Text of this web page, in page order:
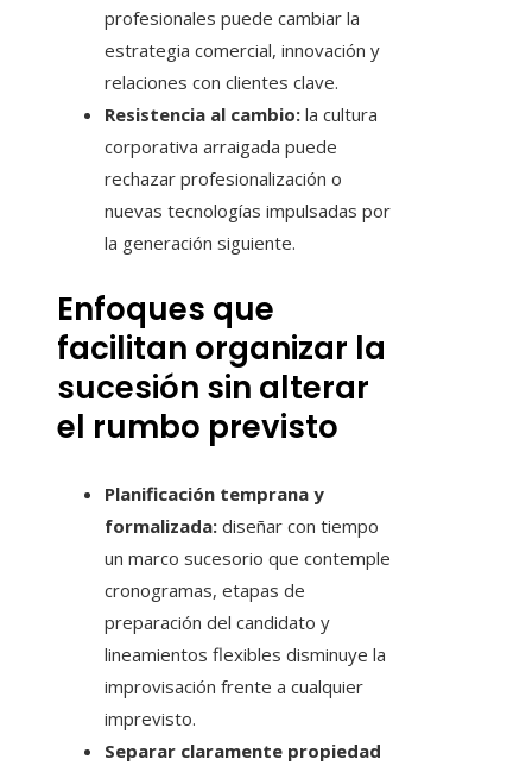
profesionales puede cambiar la
estrategia comercial, innovación y
relaciones con clientes clave.
Resistencia al cambio: la cultura
corporativa arraigada puede
rechazar profesionalización o
nuevas tecnologías impulsadas por
la generación siguiente.
Enfoques que
facilitan organizar la
sucesión sin alterar
el rumbo previsto
Planificación temprana y
formalizada: diseñar con tiempo
un marco sucesorio que contemple
cronogramas, etapas de
preparación del candidato y
lineamientos flexibles disminuye la
improvisación frente a cualquier
imprevisto.
Separar claramente propiedad